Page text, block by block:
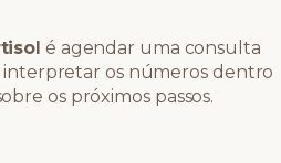
é agendar uma consulta
interpretar os números dentro
os próximos passos.